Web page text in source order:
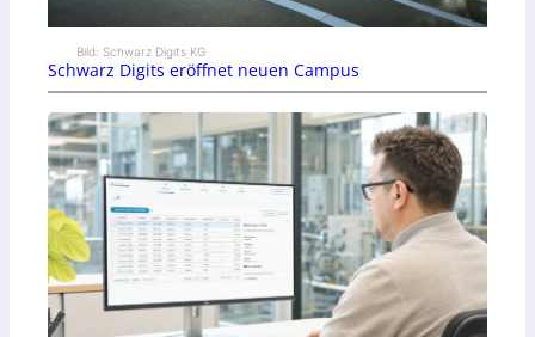
Bild: Schwarz Digits KG
Schwarz Digits eröffnet neuen Campus